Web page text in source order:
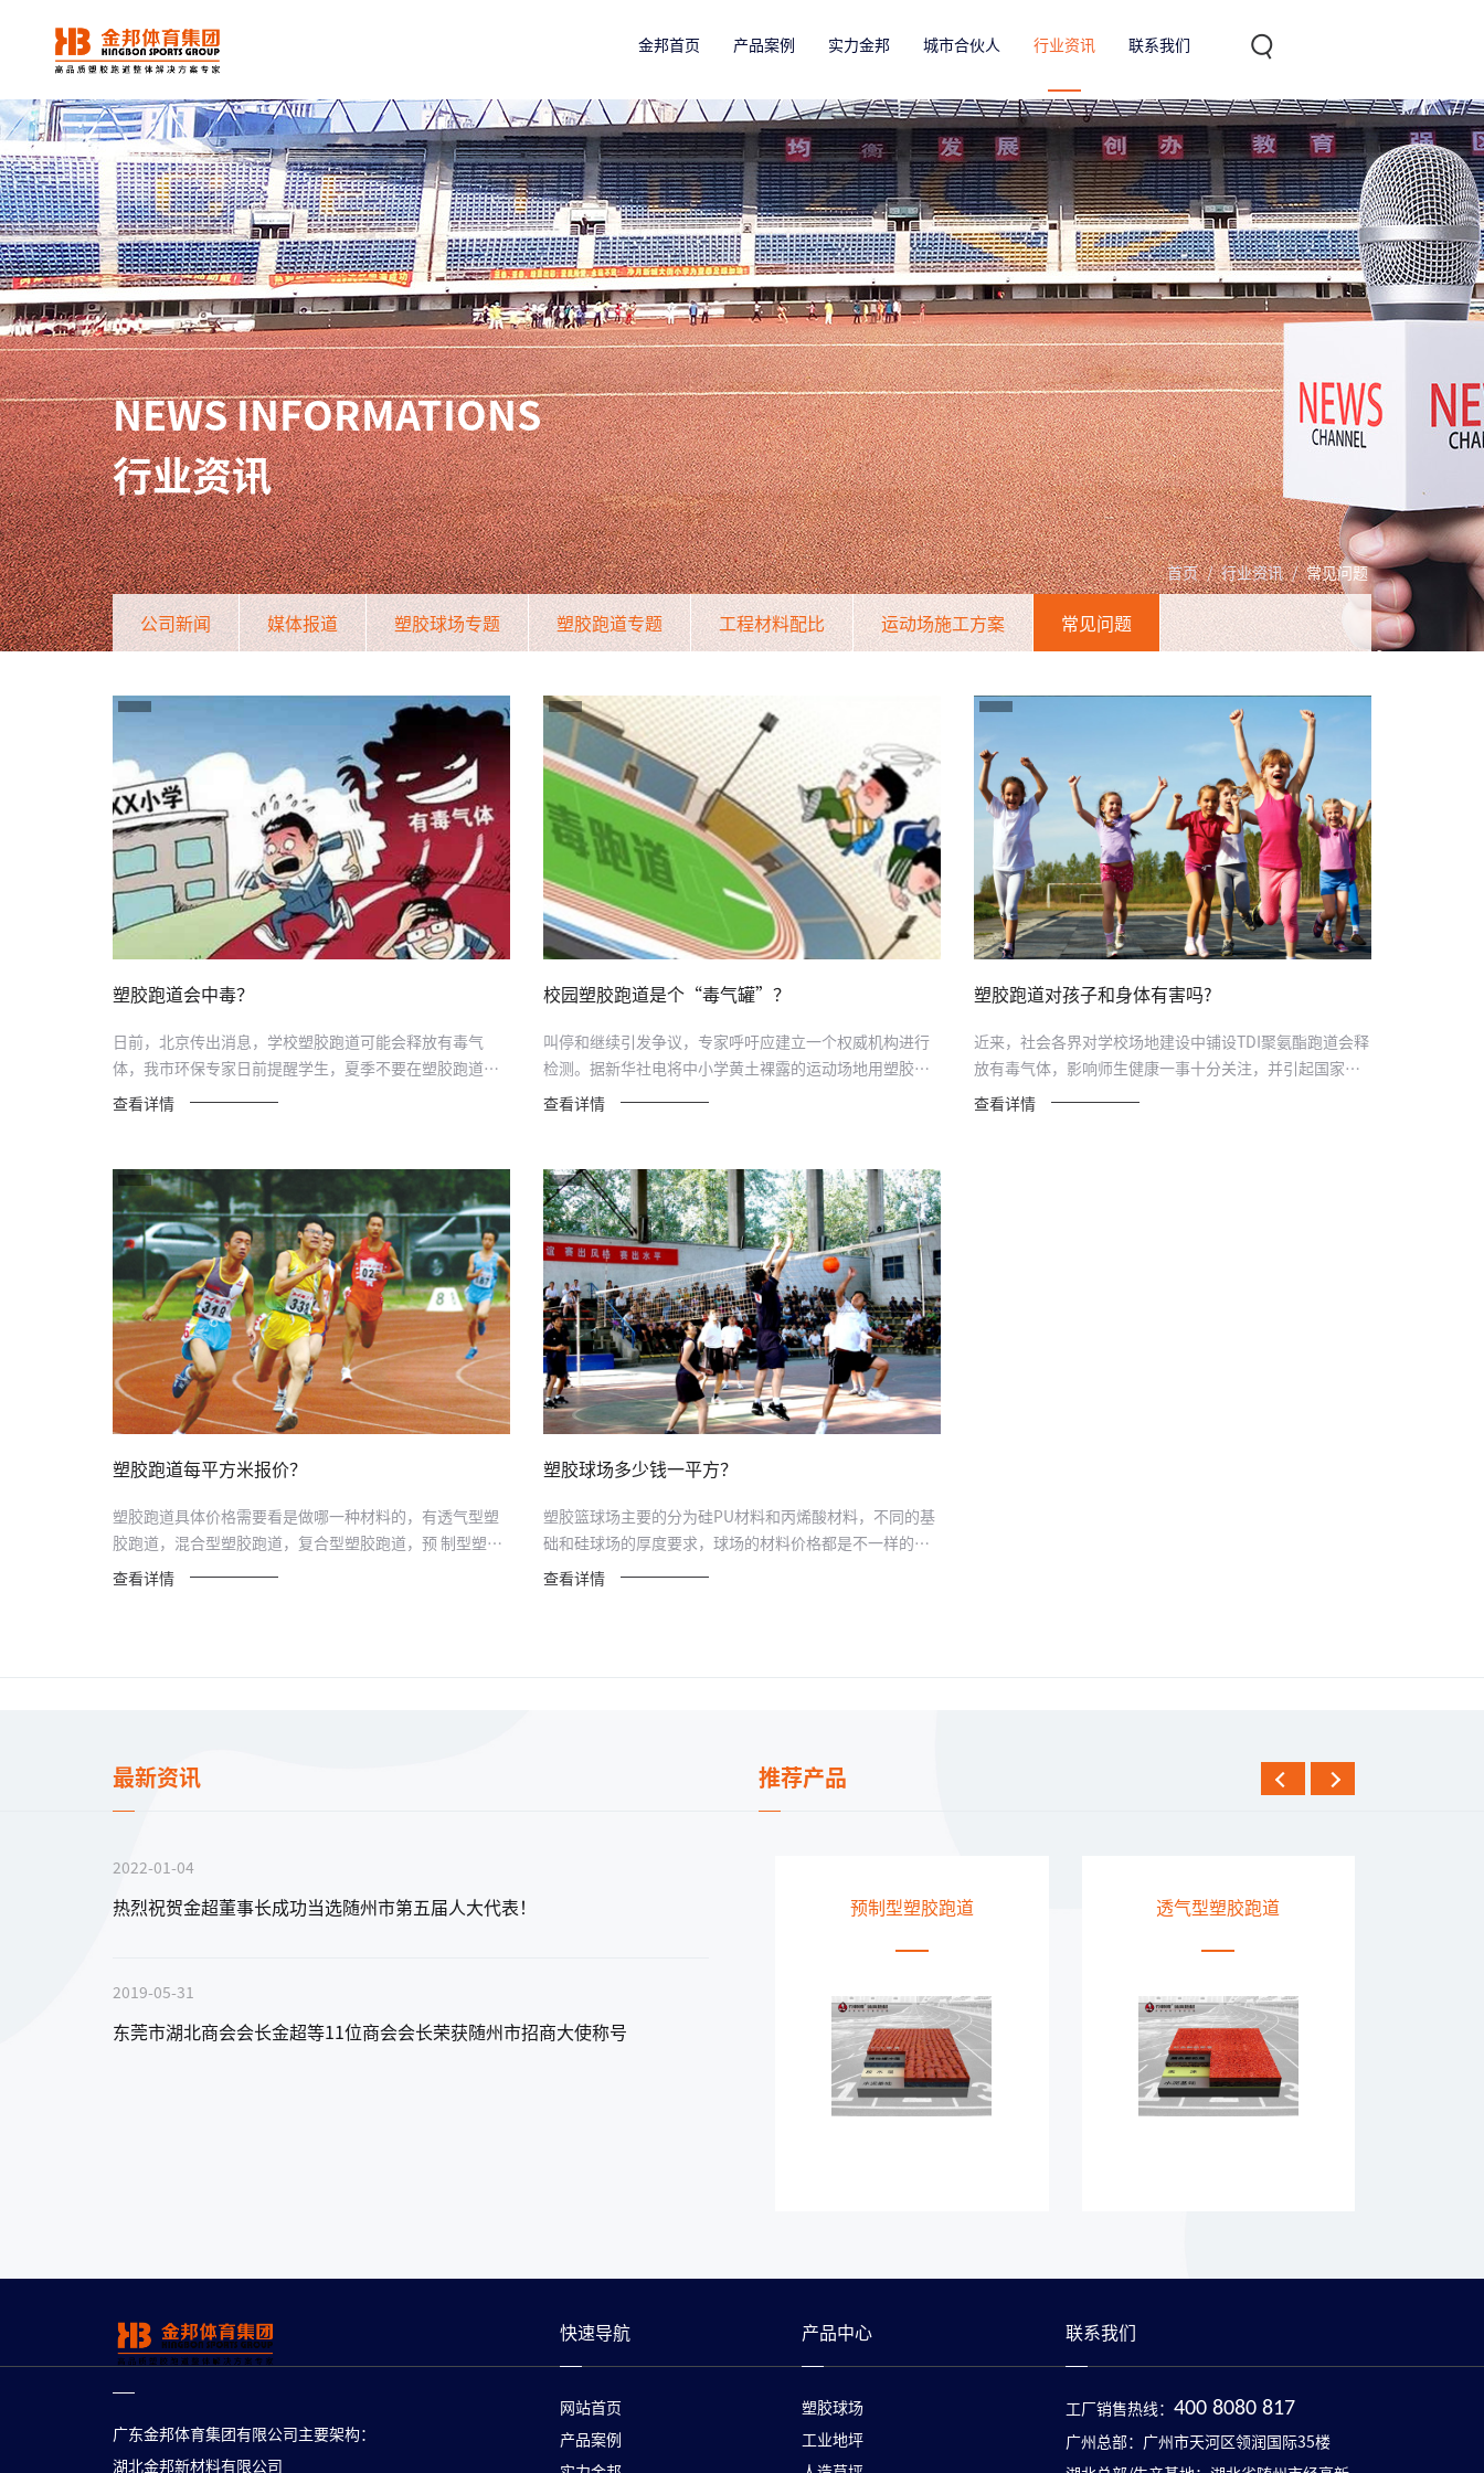
金邦首页 产品案例 实力金邦 城市合伙人 行业资讯 联系我们
NEWS INFORMATIONS
行业资讯
首页 / 行业资讯 / 常见问题
公司新闻 媒体报道 塑胶球场专题 塑胶跑道专题 工程材料配比 运动场施工方案 常见问题
塑胶跑道会中毒？
日前，北京传出消息，学校塑胶跑道可能会释放有毒气
体，我市环保专家日前提醒学生，夏季不要在塑胶跑道上
长时间...
查看详情
校园塑胶跑道是个“毒气罐”？
叫停和继续引发争议，专家呼吁应建立一个权威机构进行
检测。据新华社电将中小学黄土裸露的运动场地用塑胶跑
道覆...
查看详情
塑胶跑道对孩子和身体有害吗?
近来，社会各界对学校场地建设中铺设TDI聚氨酯跑道会释
放有毒气体，影响师生健康一事十分关注，并引起国家教
育部高度...
查看详情
塑胶跑道每平方米报价？
塑胶跑道具体价格需要看是做哪一种材料的，有透气型塑
胶跑道，混合型塑胶跑道，复合型塑胶跑道，预 制型塑胶
跑道等...
查看详情
塑胶球场多少钱一平方？
塑胶篮球场主要的分为硅PU材料和丙烯酸材料，不同的基
础和硅球场的厚度要求，球场的材料价格都是不一样的，
市面...
查看详情
最新资讯
2022-01-04
热烈祝贺金超董事长成功当选随州市第五届人大代表！
2019-05-31
东莞市湖北商会会长金超等11位商会会长荣获随州市招商大使称号
推荐产品
复合型塑胶跑道 透气型塑胶跑道 EPDM塑胶跑道
广东金邦体育集团有限公司主要架构：
湖北金邦新材料有限公司
快速导航
网站首页
产品案例
产品中心
塑胶球场
工业地坪
联系我们
工厂销售热线： 400 8080 817
广州总部：广州市天河区领润国际35楼